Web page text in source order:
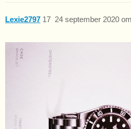
Lexie2797 24 september 2020
17